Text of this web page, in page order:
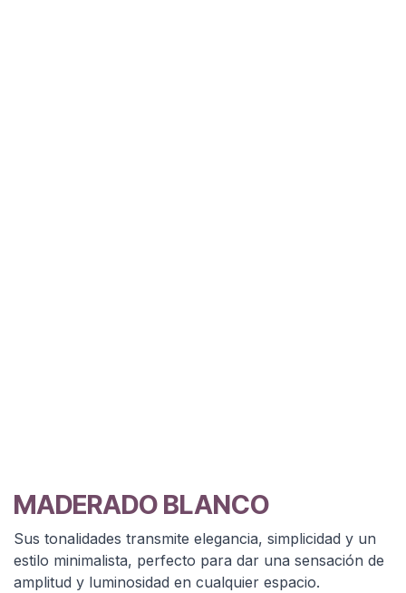
MADERADO BLANCO
Sus tonalidades transmite elegancia, simplicidad y un
estilo minimalista, perfecto para dar una sensación de
amplitud y luminosidad en cualquier espacio.